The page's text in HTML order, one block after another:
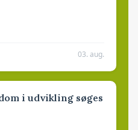
03. aug.
i udvikling søges